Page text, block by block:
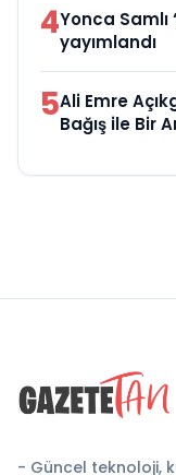
4Yonca Samlı
yayımlandı
5Ali Emre
Bağış ile Bir
- Güncel teknoloji,